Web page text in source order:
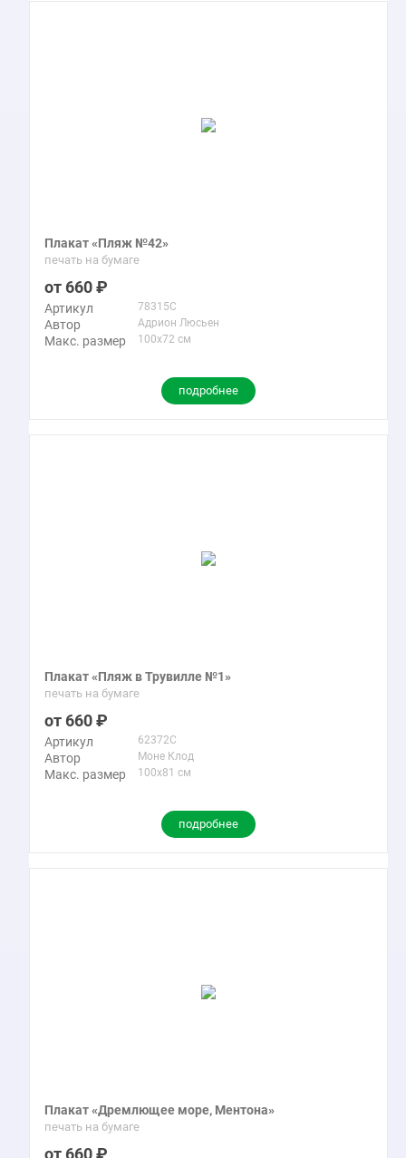
Плакат «Пляж №42»
печать на бумаге
660
Артикул 78315C
Автор Адрион Люсьен
Макс. размер 100x72 см
подробнее
Плакат «Пляж в Трувилле №1»
печать на бумаге
660
Артикул 62372C
Автор Моне Клод
Макс. размер 100x81 см
подробнее
Плакат «Дремлющее море, Ментона»
печать на бумаге